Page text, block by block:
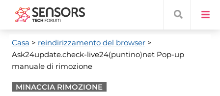
Casa > reindirizzamento del browser>
Ask24update.check-live24(puntino)net Pop-up
manuale di rimozione
MINACCIA RIMOZIONE